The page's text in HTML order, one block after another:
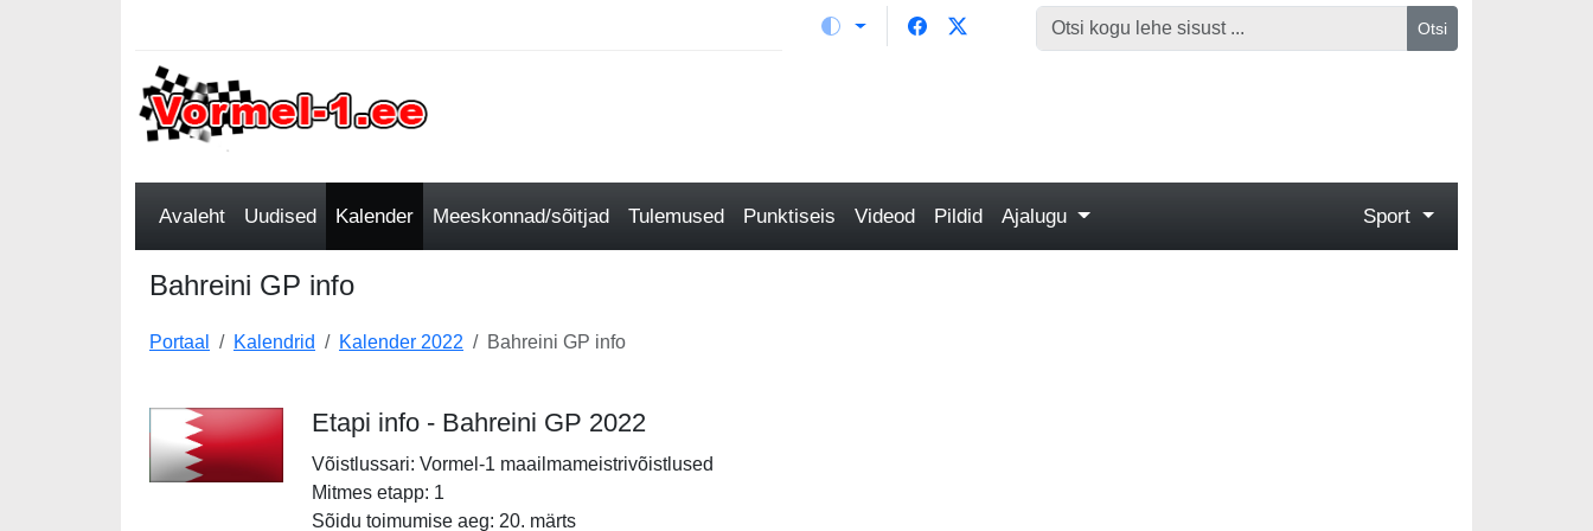
Otsi
Avaleht Uudised Kalender Meeskonnad/sõitjad Tulemused Punktiseis Videod Pildid Ajalugu Sport
Bahreini GP info
Portaal Kalendrid Kalender 2022 Bahreini GP info
Etapi info - Bahreini GP 2022
Võistlussari: Vormel-1 maailmameistrivõistlused
Mitmes etapp: 1
Sõidu toimumise aeg: 20. märts